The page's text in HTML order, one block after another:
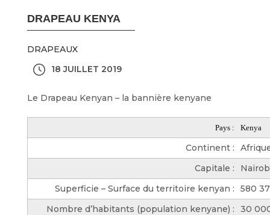
DRAPEAU KENYA
DRAPEAUX
18 JUILLET 2019
Le Drapeau Kenyan – la bannière kenyane
Pays : Kenya
Continent :
Capitale :
Superficie – Surface du territoire kenyan :
580
Nombre d’habitants (population kenyane) :
30